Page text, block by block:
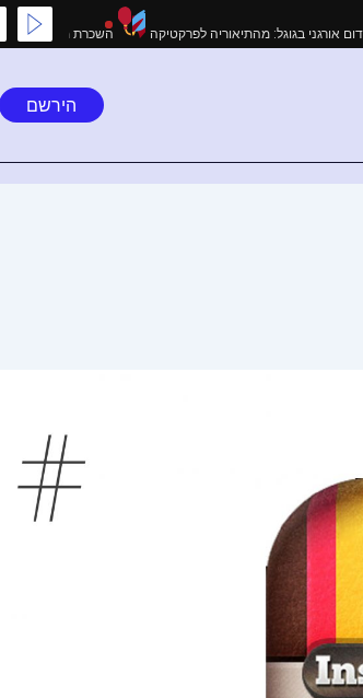
המדריך המקיף לקידום אורגני בגוגל: מהתיאוריה לפרקטיקה
הירשם